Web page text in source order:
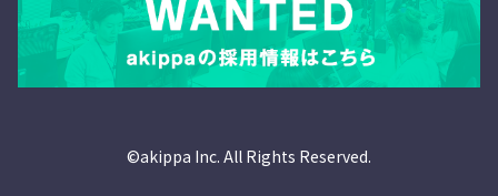
©akippa Inc. All Rights Reserved.